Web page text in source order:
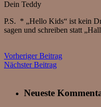
Dein Teddy
P.S. * „Hello Kids“ ist kein
sagen und schreiben statt
Vorheriger Beitrag
Nächster Beitrag
Neueste